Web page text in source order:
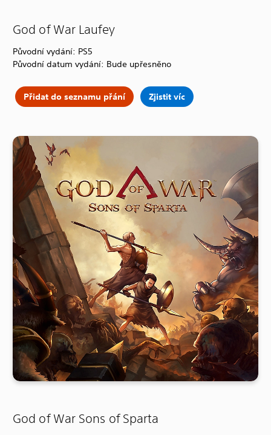
God of War Laufey
Původní vydání: PS5
Původní datum vydání: Bude upřesněno
Přidat do seznamu přání Zjistit víc
God of War Sons of Sparta